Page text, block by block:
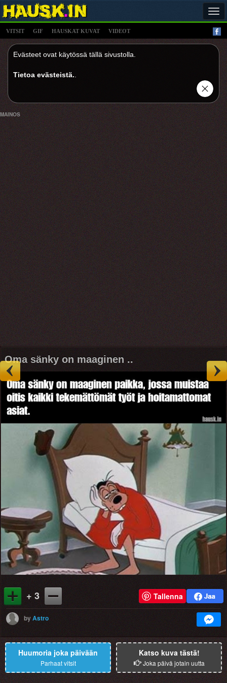
VITSIT GIF HAUSKAT KUVAT VIDEOT
Evästeet ovat käytössä tällä sivustolla.
Tietoa evästeistä.
MAINOS
Oma sänky on maaginen ..
+ 3 Tallenna
byAstro
Huumoria joka päivään
Parhaat vitsit
Katso kuva tästä!
Joka päivä jotain uutta